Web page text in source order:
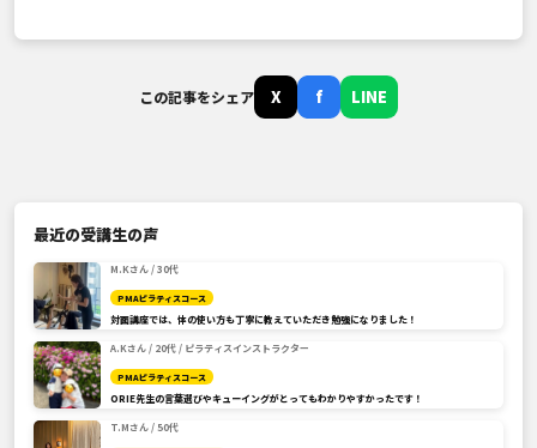
この記事をシェア X f LINE
最近の受講生の声
M.Kさん / 30代
PMAピラティスコース
対面講座では、体の使い方も丁寧に教えていただき勉強になりました！
A.Kさん / 20代 / ピラティスインストラクター
PMAピラティスコース
ORIE先生の言葉選びやキューイングがとってもわかりやすかったです！
T.Mさん / 50代